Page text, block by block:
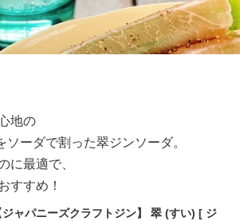
地の
ーダで割った翠ジンソーダ。
に最適で、
すすめ！
ジャパニーズクラフトジン】 翠 (すい) [ ジ